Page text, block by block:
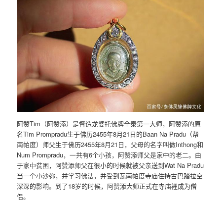
阿赞Tim（阿赞添）是督造龙婆托佛牌全泰第一大师，阿赞添的原
名Tim Prompradu生于佛历2455年8月21日的Baan Na Pradu（帮
南帕度）师父生于佛历2455年8月21日，父母的名字叫做Inthong和
Num Prompradu，一共有6个小孩，阿赞添师父是家中的老二。由
于家中贫困，阿赞添师父在很小的时候就被父亲送到Wat Na Pradu
当一个小沙弥，并学习佛法，并受到瓦南帕度寺庙住持古巴踏拉空
深深的影响。到了18岁的时候，阿赞添大师正式在寺庙裡成为僧
侣。